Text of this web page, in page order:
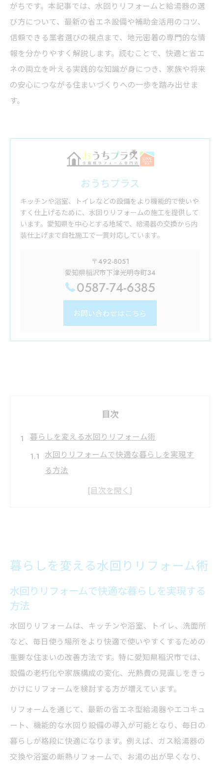
がちです。本記事では、水回りリフォームと給湯器の選
び方について、最新の省エネ設備や補助金活用のコツ、
信頼できる業者選びの視点まで、地元密着の専門的な情
報を分かりやすく解説します。読むことで、快適と省エ
ネの両立を叶える実践的な知識が身につき、家族や将来
の安心につながる住まいづくりへの一歩を踏み出せま
す。
おうちプラス
キッチンや浴室、トイレなどの設備をより機能的で使いや
すく仕上げるために、水回りリフォームの施工を提供して
います。愛知県を中心とする地域で、給湯器の交換から内
装仕上げまで自社施工で一貫対応しています。
〒492-8051
愛知県稲沢市下津光明寺町34
0587-74-6385
お問い合わせはこちら
目次
暮らしを変える水回りリフォーム術
水回りリフォームで快適な暮らしを実現す
る方法
リフォーム前に見直したい水回り設備のポ
水回りリフォーム成功のための準備と注意
点
省エネ給湯器と水回りリフォームの相乗効
果
快適な暮らしを支える省エネ給湯器の選び
方
水回りリフォームで光熱費削減を目指す方
法
省エネ給湯器導入のメリットと注意点
水回りリフォームでできる省エネ対策の実
例
暮らしを変える水回りリフォーム術
水回りリフォームで快適な暮らしを実現する
方法
水回りリフォームは、キッチンや浴室、トイレ、洗面所
など、毎日使う場所をより快適で使いやすくするための
重要な住まいの改善方法です。特に愛知県稲沢市では、
設備の老朽化や家族構成の変化、光熱費の見直しをきっ
かけにリフォームを検討する方が増えています。
リフォームを通じて、最新の省エネ型給湯器やエコキュ
ート、機能的な水回り設備の導入が可能となり、毎日の
暮らしが格段に快適になります。例えば、ガス給湯器の
交換や浴室の断熱リフォームで、お湯の出が早くなり、